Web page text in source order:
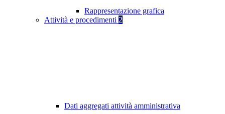
Rappresentazione grafica
Attività e procedimenti 2
Dati aggregati attività amministrativa